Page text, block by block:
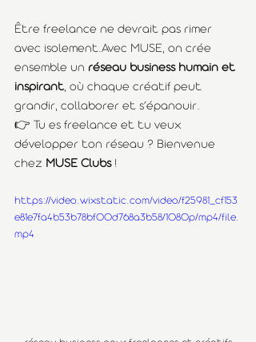
Être freelance ne devrait pas rimer
avec isolement.Avec MUSE, on crée
ensemble un réseau business humain et
inspirant, où chaque créatif peut
grandir, collaborer et s’épanouir.
👉 Tu es freelance et tu veux
développer ton réseau ? Bienvenue
chez MUSE Clubs !
https://video.wixstatic.com/video/f25981_cf153
e81e7fa4b53b78bf00d768a3b58/1080p/mp4/file.
mp4